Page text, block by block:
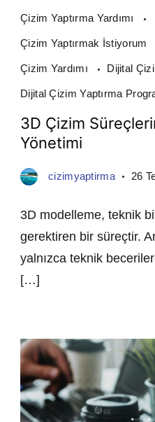
Çizim Yaptırma Yardımı
Çizim Yaptırmak İstiyorum
Çizim Yardımı Dijital
Dijital Çizim Yaptırma
3D Çizim
Yönetimi
cizimyaptirma 26
3D modelleme, teknik
gerektiren bir süreçtir.
yalnızca teknik
[…]